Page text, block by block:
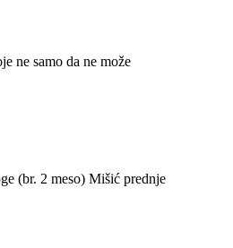
ne samo da ne može
(br. 2 meso) Mišić prednje